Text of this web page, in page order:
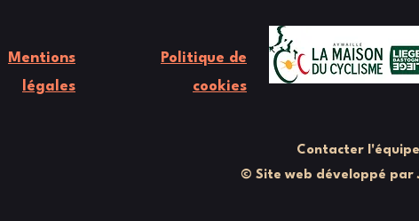
Mentions
légales
Politique de
cookies
Contacter l'équipe
© Site web développé par